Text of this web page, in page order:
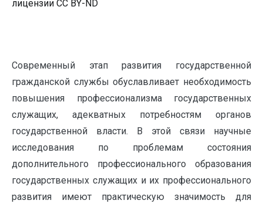
лицензии CC BY-ND
Современный этап развития государственной
гражданской службы обуславливает необходимость
повышения профессионализма государственных
служащих, адекватных потребностям органов
государственной власти. В этой связи научные
исследования по проблемам состояния
дополнительного профессионального образования
государственных служащих и их профессионального
развития имеют практическую значимость для